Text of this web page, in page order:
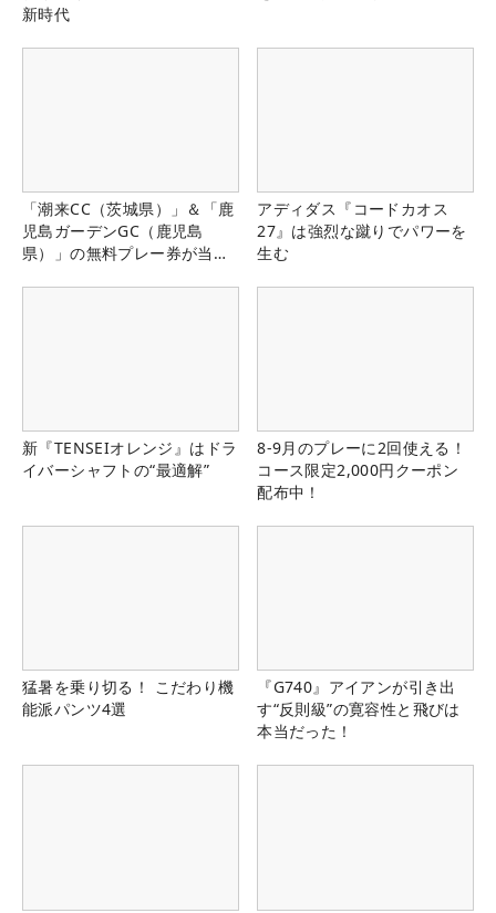
新時代
「潮来CC（茨城県）」＆「鹿
児島ガーデンGC（鹿児島
県）」の無料プレー券が当た
アディダス『コードカオス
27』は強烈な蹴りでパワーを
生む
新『TENSEIオレンジ』はドラ
イバーシャフトの“最適解”
8-9月のプレーに2回使える！
コース限定2,000円クーポン
配布中！
猛暑を乗り切る！ こだわり機
能派パンツ4選
『G740』アイアンが引き出
す“反則級”の寛容性と飛びは
本当だった！